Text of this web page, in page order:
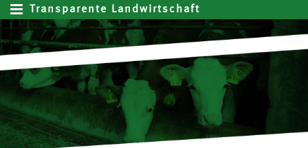
Transparente Landwirtschaft